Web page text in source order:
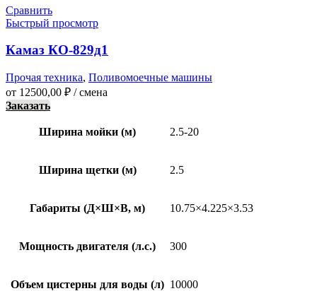
Сравнить
Быстрый просмотр
Камаз КО-829д1
Прочая техника, Поливомоечные машины
от 12500,00 ₽ / смена
Заказать
Ширина мойки (м) 2.5-20
Ширина щетки (м) 2.5
Габариты (Д×Ш×В, м) 10.75×4.225×3.53
Мощность двигателя (л.с.) 300
Объем цистерны для воды (л) 10000